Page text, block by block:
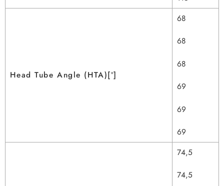
Head Tube Angle (HTA)[º]
68
68
68
69
69
69
74,5
74,5